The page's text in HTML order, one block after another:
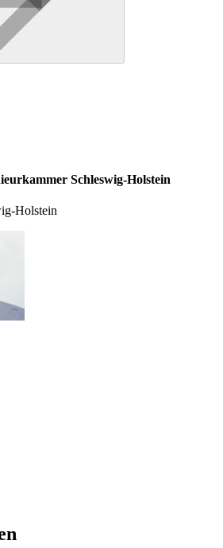
Schleswig-Holstein
Holstein